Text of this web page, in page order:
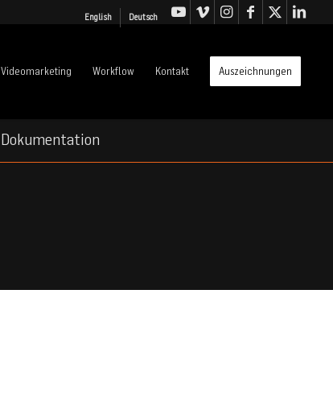
English Deutsch
Videomarketing Workflow Kontakt Auszeichnungen
Dokumentation